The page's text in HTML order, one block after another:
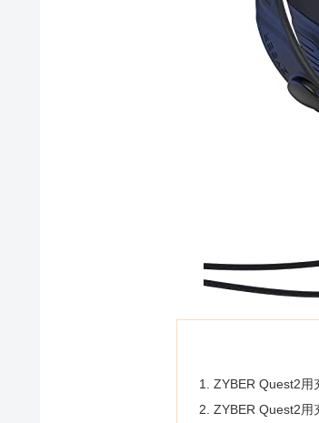
ZYBER Quest2用
ZYBER Quest2用